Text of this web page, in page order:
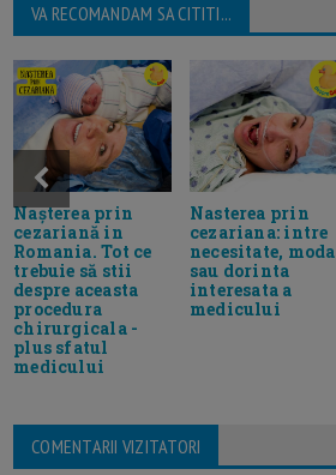
VA RECOMANDAM SA CITITI...
Nașterea prin
cezariană in
Romania. Tot ce
trebuie să stii
despre aceasta
procedura
chirurgicala -
plus sfatul
medicului
Nasterea prin
cezariana: intre
necesitate, moda
sau dorinta
interesata a
medicului
COMENTARII VIZITATORI